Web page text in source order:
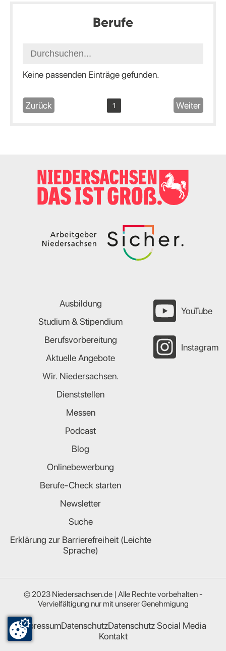
Berufe
Keine passenden Einträge gefunden.
Zurück 1 Weiter
Ausbildung
Studium & Stipendium
Berufsvorbereitung
Aktuelle Angebote
Wir. Niedersachsen.
Dienststellen
Messen
Podcast
Blog
Onlinebewerbung
Berufe-Check starten
Newsletter
Suche
Erklärung zur Barrierefreiheit (Leichte
Sprache)
YouTube
Instagram
© 2023 Niedersachsen.de | Alle Rechte vorbehalten -
Vervielfältigung nur mit unserer Genehmigung
ImpressumDatenschutzDatenschutz Social Media
Kontakt